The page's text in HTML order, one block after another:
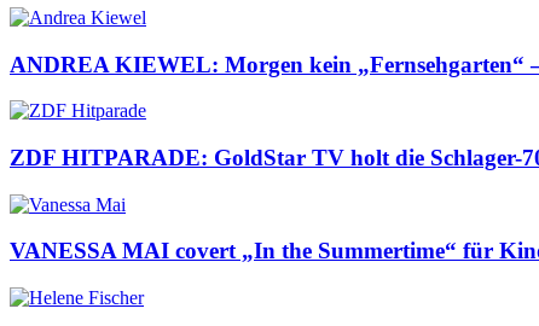
ANDREA KIEWEL: Morgen kein
ZDF HITPARADE: GoldStar TV holt die Schlager-
VANESSA MAI covert „In the Summertime“ für